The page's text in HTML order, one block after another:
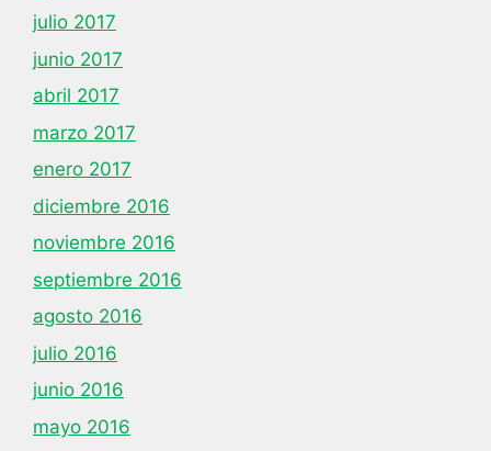
julio 2017
junio 2017
abril 2017
marzo 2017
enero 2017
diciembre 2016
noviembre 2016
septiembre 2016
agosto 2016
julio 2016
junio 2016
mayo 2016